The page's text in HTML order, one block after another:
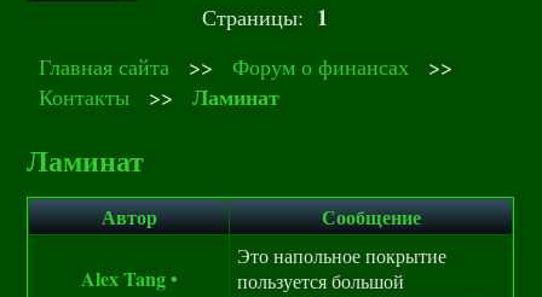
Страницы: 1
Главная сайта >>Форум о финансах
>>
Контакты
>>Ламинат
Ламинат
Автор Сообщение
Alex Tang•
Это напольное покрытие
пользуется большой